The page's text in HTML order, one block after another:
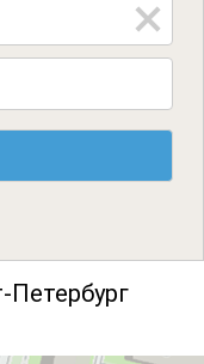
Петербург